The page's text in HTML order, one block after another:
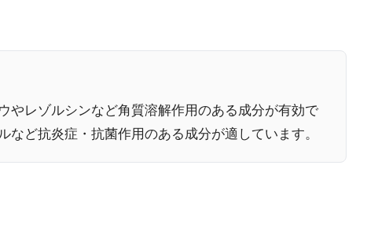
やレゾルシンなど角質溶解作用のある成分が有効で
ど抗炎症・抗菌作用のある成分が適しています。